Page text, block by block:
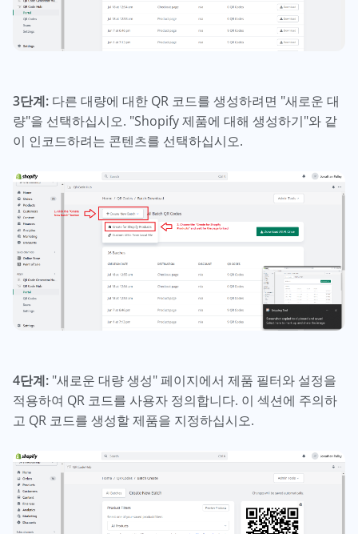
3단계: 다른 대량에 대한 QR 코드를 생성하려면 "새로운 대
량"을 선택하십시오. "Shopify 제품에 대해 생성하기"와 같
이 인코드하려는 콘텐츠를 선택하십시오.
4단계: "새로운 대량 생성" 페이지에서 제품 필터와 설정을
적용하여 QR 코드를 사용자 정의합니다. 이 섹션에 주의하
고 QR 코드를 생성할 제품을 지정하십시오.